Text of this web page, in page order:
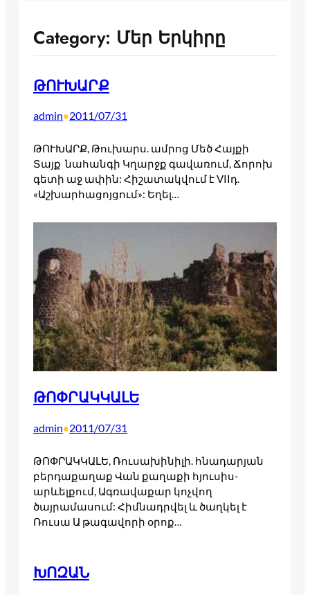
Category: Մեր Երկիրը
ԹՈՒԽԱՐՔ
admin•2011/07/31
ԹՈՒԽԱՐՔ, Թուխարս. ամրոց Մեծ Հայքի
Տայք նահանգի Կղարջք գավառում, Ճորոխ
գետի աջ ափին: Հիշատակվում է VIIդ.
«Աշխարհացոյցում»: Եղել…
ԹՈՓՐԱԿԿԱԼԵ
admin•2011/07/31
ԹՈՓՐԱԿԿԱԼԵ, Ռուսախինիլի. հնադարյան
բերդաքաղաք Վան քաղաքի հյուսիս-
արևելքում, Ագռավաքար կոչվող
ծայրամասում: Հիմնադրվել և ծաղկել է
Ռուսա Ա թագավորի օրոք…
ԽՈԶԱՆ